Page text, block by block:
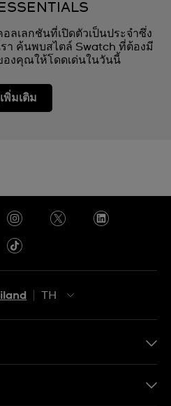
ลเลกชันที่เปิดตัวเป็นประจำซึ่ง
า ค้นพบสไตล์ Swatch ที่ต้องมี
องคุณให้โดดเด่นในวันนี้
พิ่มเติม
TH